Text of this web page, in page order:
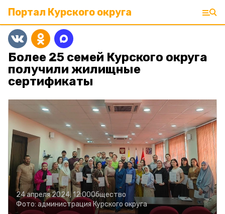
Портал Курского округа
Более 25 семей Курского округа
получили жилищные
сертификаты
24 апреля 2024, 12:00Общество
Фото:администрация Курского округа